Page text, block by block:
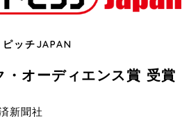
ッチJAPAN
・オーディエンス賞 受賞
新聞社